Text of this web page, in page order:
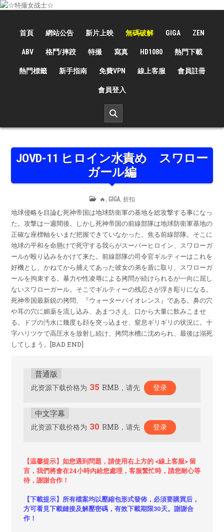
Skip
首頁 網站公告 新片上映 無碼破解 GIGA ZEN
ABV 格鬥/摔跤 特撮 寫真 HD1080 熱門下載
熱門標籤 新手指南 免費VPN 線上客服 會員註冊
會員登入
JOVD-11 ヒロイン水責め スワロー
ガール編
POSTED
IN
🔥 GIGA, 折扣
地球侵略を目論む死神帝国は地球防衛軍の基地を総攻撃する事になっ
た。攻撃は一週間後。しかし死神帝国の前線部隊は地球防衛軍基地の
正確な座標軸をいまだ把握できていなかった。焦る前線部隊。そこに
地球の平和を命懸けで死守する我らがスーパーヒロイン、スワローガ
ールが殴り込みをかけて来た。前線部隊の司令官ギルティーはこれを
好機とし、かねてから捕えてあった彼女の弟を盾に取り、スワローガ
ールを拘束する。暴力や性凌辱による拷問が続けられるが一向に屈し
ないスワローガール。そこでギルティーの残忍さが浮き彫りになる。
死神帝国最新鋭の拷問、『ウォーターバイオレンス』である。鼻の穴
や耳の穴に媚薬を流し込み、あまつさえ、口から大量に飲みこませ
る。ドブの汚水に幾度も顔を突っ込ませ、窒息ギリギリの状況に。十
字ハリツケで高圧水を放射し続け、拷問水槽に沈められ、最後は溺死
してしまう。[BAD END]
普通版
此资源下载价格为 35 RMB，请先 登录
中文字幕
此资源下载价格为 30 RMB，请先 登录
【温馨提示】如您遇到問題，請使用右上方的 <線上客服> 留
言，我們將會在24小時內給您處理，客服繁忙時，請您耐心等
待，謝謝合作！
【下載提示】所有檔案均以壓縮包形式發佈，必須要購買后，
方可看見下載鏈接及解壓密碼，有效下載期限30天。謝謝合
作！